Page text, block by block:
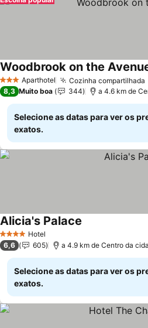
3 EstrelasAparthotel Cozinha compartilhada
Woodbrook on the
8,3 Muito boa 344 a 4.6 km de
Selecione as datas para ver os
exatos.
4 EstrelasHotel
Alicia's Palace
6,6 605 a 4.9 km de Centro da
Selecione as datas para ver os
exatos.